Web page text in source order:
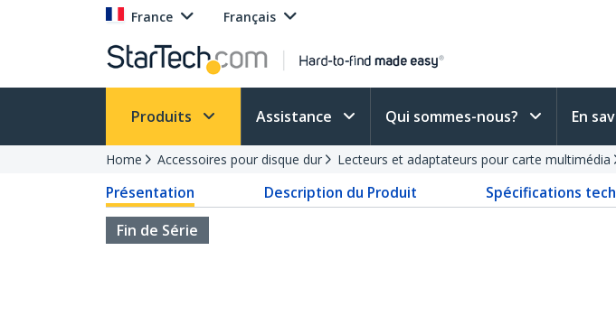
France Français
Produits Assistance Qui sommes-nous? En
Home Accessoires pour disque dur Lecteurs et adaptateurs pour carte multimédia
Présentation Description du Produit Spécifications
Fin de Série